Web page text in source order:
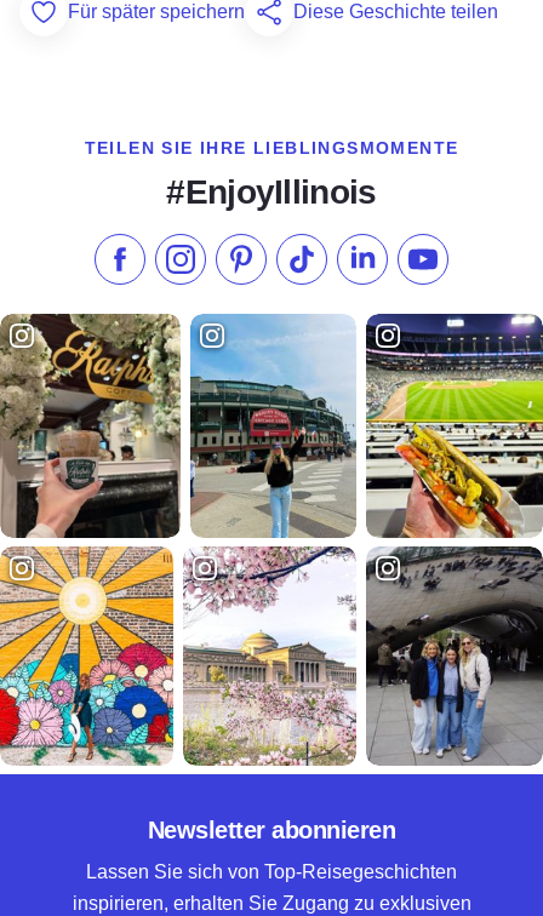
Add to Favorites
Für später speichern Diese Geschichte teilen
TEILEN SIE IHRE LIEBLINGSMOMENTE
#EnjoyIllinois
Liken Sie uns auf Facebook
Folgen Sie uns auf Instagram
Besuchen Sie unser Pinterest
Folgen Sie uns auf TikTok
Folgen Sie uns auf
Abonnieren
Newsletter abonnieren
Lassen Sie sich von Top-Reisegeschichten
inspirieren, erhalten Sie Zugang zu exklusiven